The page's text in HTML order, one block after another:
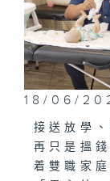
18/06/
接送放學
再只是搵
着雙職家